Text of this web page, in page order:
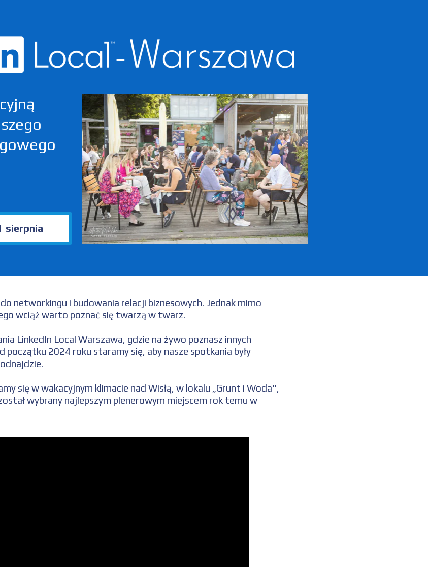
sierpnia
networkingu i budowania relacji biznesowych. Jednak mimo
wciąż warto poznać się twarzą w twarz.
LinkedIn Local Warszawa, gdzie na żywo poznasz innych
2024 roku staramy się, aby nasze spotkania były
się w wakacyjnym klimacie nad Wisłą, w lokalu „Grunt i Woda",
wybrany najlepszym plenerowym miejscem rok temu w